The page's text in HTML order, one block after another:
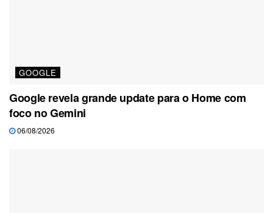
GOOGLE
Google revela grande update para o Home com
foco no Gemini
06/08/2026